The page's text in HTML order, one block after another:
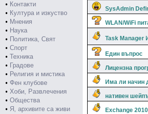
• Контакти
• Култура и изкуство
• Мнения
• Наука
• Политика, Свят
• Спорт
• Техника
• Градове
• Религия и мистика
• Фен клубове
• Хоби, Развлечения
• Общества
• Я, архивите са живи
SysAdmin
WLAN/WiFi
Task Manager
Един въпрос
Лицензна
Има ли начин
нативен
Exchange